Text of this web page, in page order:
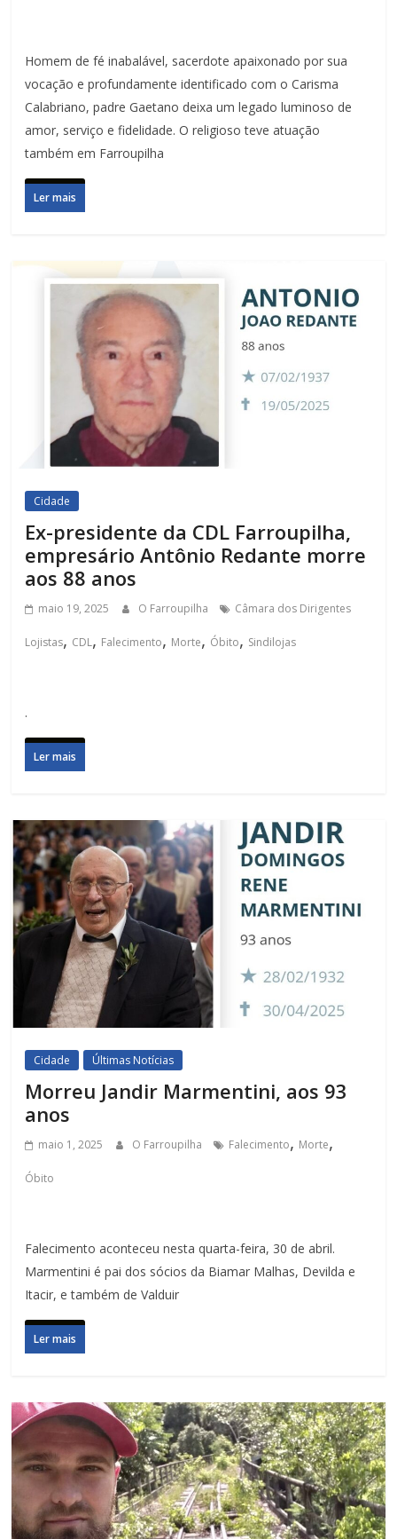
Homem de fé inabalável, sacerdote apaixonado por sua
vocação e profundamente identificado com o Carisma
Calabriano, padre Gaetano deixa um legado luminoso de
amor, serviço e fidelidade. O religioso teve atuação
também em Farroupilha
Ler mais
Cidade
Ex-presidente da CDL Farroupilha,
empresário Antônio Redante morre
aos 88 anos
maio 19, 2025 O Farroupilha Câmara dos Dirigentes
Lojistas, CDL, Falecimento, Morte, Óbito, Sindilojas
.
Ler mais
Cidade Últimas Notícias
Morreu Jandir Marmentini, aos 93
anos
maio 1, 2025 O Farroupilha Falecimento, Morte,
Óbito
Falecimento aconteceu nesta quarta-feira, 30 de abril.
Marmentini é pai dos sócios da Biamar Malhas, Devilda e
Itacir, e também de Valduir
Ler mais